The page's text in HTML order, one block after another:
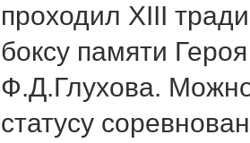
проходил XIII
боксу памяти
Ф.Д.Глухова.
статусу